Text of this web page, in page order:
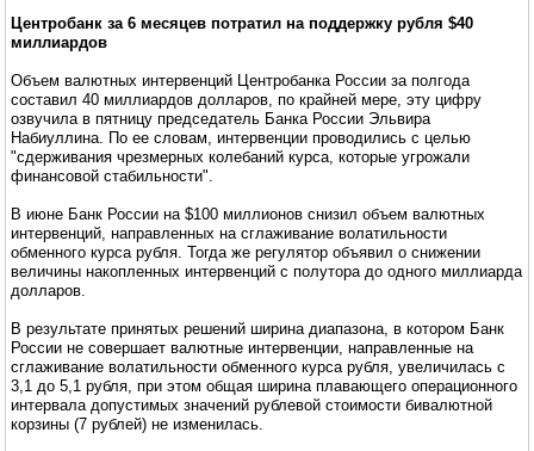
Центробанк за 6 месяцев потратил на поддержку рубля $40
миллиардов
Объем валютных интервенций Центробанка России за полгода
составил 40 миллиардов долларов, по крайней мере, эту цифру
озвучила в пятницу председатель Банка России Эльвира
Набиуллина. По ее словам, интервенции проводились с целью
"сдерживания чрезмерных колебаний курса, которые угрожали
финансовой стабильности".
В июне Банк России на $100 миллионов снизил объем валютных
интервенций, направленных на сглаживание волатильности
обменного курса рубля. Тогда же регулятор объявил о снижении
величины накопленных интервенций с полутора до одного миллиарда
долларов.
В результате принятых решений ширина диапазона, в котором Банк
России не совершает валютные интервенции, направленные на
сглаживание волатильности обменного курса рубля, увеличилась с
3,1 до 5,1 рубля, при этом общая ширина плавающего операционного
интервала допустимых значений рублевой стоимости бивалютной
корзины (7 рублей) не изменилась.